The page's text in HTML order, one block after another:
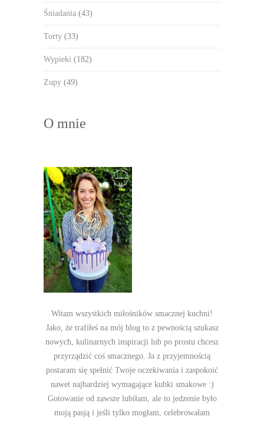
Śniadania (43)
Torty (33)
Wypieki (182)
Zupy (49)
O mnie
Witam wszystkich miłośników smacznej kuchni!
Jako, że trafiłeś na mój blog to z pewnością szukasz
nowych, kulinarnych inspiracji lub po prostu chcesz
przyrządzić coś smacznego. Ja z przyjemnością
postaram się spełnić Twoje oczekiwania i zaspokoić
nawet najbardziej wymagające kubki smakowe :)
Gotowanie od zawsze lubiłam, ale to jedzenie było
moją pasją i jeśli tylko mogłam, celebrowałam